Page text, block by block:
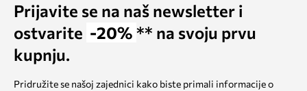
Prijavite se na naš newsletter i
ostvarite -20% ** na svoju prvu
kupnju.
Pridružite se našoj zajednici kako biste primali informacije o